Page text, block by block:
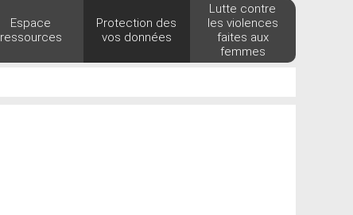
Espace
ressources
Protection des
vos données
Lutte contre
les violences
faites aux
femmes